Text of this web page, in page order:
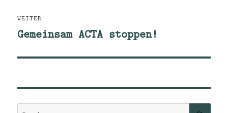
WEITER
Nächster
Gemeinsam ACTA stoppen!